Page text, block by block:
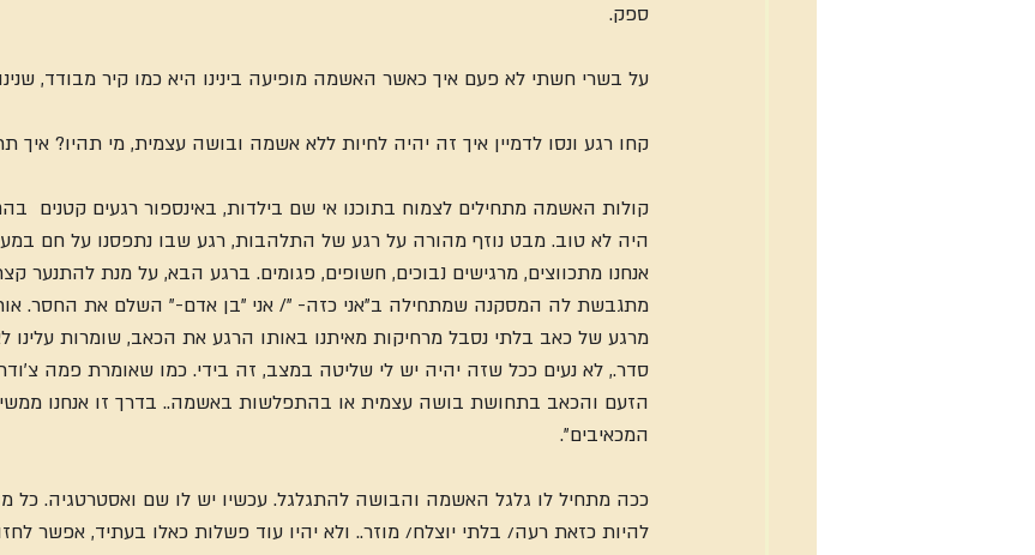
ספק.
על בשרי חשתי לא פעם איך כאשר האשמה מופיעה בינינו היא כמו קיר מבודד,
קחו רגע ונסו לדמיין איך זה יהיה לחיות ללא אשמה ובושה עצמית, מי תהיו? איך
קולות האשמה מתחילים לצמוח בתוכנו אי שם בילדות, באינספור רגעים קטנים
היה לא טוב. מבט נוזף מהורה על רגע של התלהבות, רגע שבו נתפסנו על חם
אנחנו מתכווצים, מרגישים נבוכים, חשופים, פגומים. ברגע הבא, על מנת להתנער
מתגבשת לה המסקנה שמתחילה ב"אני כזה- "/ אני "בן אדם-" השלם את החסר.
מרגע של כאב בלתי נסבל מרחיקות מאיתנו באותו הרגע את הכאב, שומרות עלינו
סדר., לא נעים ככל שזה יהיה יש לי שליטה במצב, זה בידי. כמו שאומרת פמה
הזעם והכאב בתחושת בושה עצמית או בהתפלשות באשמה.. בדרך זו אנחנו
המכאיבים".
ככה מתחיל לו גלגל האשמה והבושה להתגלגל. עכשיו יש לו שם ואסטרטגיה. כל
להיות כזאת רעה/ בלתי יוצלח/ מוזר.. ולא יהיו עוד פשלות כאלו בעתיד, אפשר